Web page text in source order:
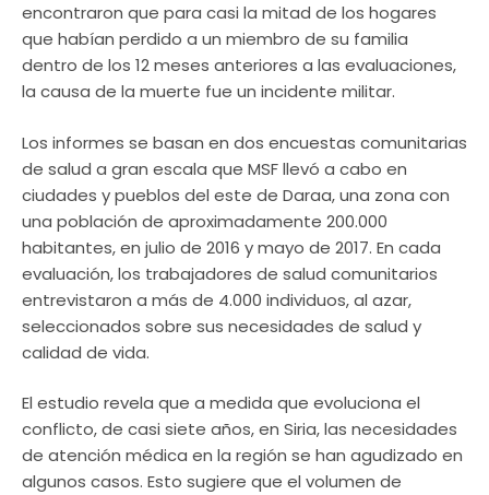
encontraron que para casi la mitad de los hogares
que habían perdido a un miembro de su familia
dentro de los 12 meses anteriores a las evaluaciones,
la causa de la muerte fue un incidente militar.
Los informes se basan en dos encuestas comunitarias
de salud a gran escala que MSF llevó a cabo en
ciudades y pueblos del este de Daraa, una zona con
una población de aproximadamente 200.000
habitantes, en julio de 2016 y mayo de 2017. En cada
evaluación, los trabajadores de salud comunitarios
entrevistaron a más de 4.000 individuos, al azar,
seleccionados sobre sus necesidades de salud y
calidad de vida.
El estudio revela que a medida que evoluciona el
conflicto, de casi siete años, en Siria, las necesidades
de atención médica en la región se han agudizado en
algunos casos. Esto sugiere que el volumen de